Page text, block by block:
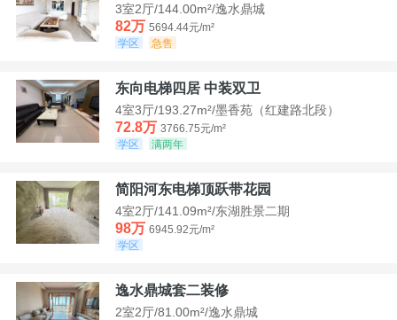
3室2厅/144.00m²/逸水鼎城
82万 5694.44元/m²
学区
急售
东向电梯四居 中装双卫
4室3厅/193.27m²/墨香苑（红建路北段）
72.8万 3766.75元/m²
学区
满两年
简阳河东电梯顶跃带花园
4室2厅/141.09m²/东湖胜景二期
98万 6945.92元/m²
学区
逸水鼎城套二装修
2室2厅/81.00m²/逸水鼎城